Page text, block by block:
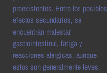
preexistentes. Entre los posibles
efectos secundarios, se
encuentran malestar
gastrointestinal, fatiga y
reacciones alérgicas, aunque
estos son generalmente leves.